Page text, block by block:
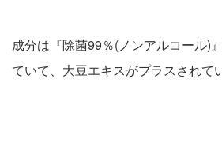
成分は『除菌99％(ノンアルコール)
ていて、大豆エキスがプラスされて